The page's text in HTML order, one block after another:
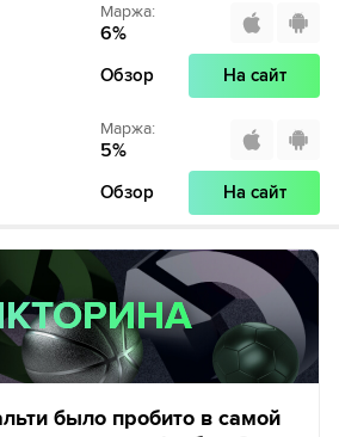
Маржа:
6%
Обзор На сайт
Маржа:
5%
Обзор На сайт
было пробито в самой